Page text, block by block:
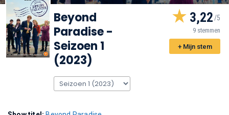
Beyond
Paradise-
Seizoen 1
(2023)
3,22
9 stemmen
+ Mijn stem